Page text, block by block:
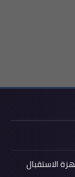
الاستقبال